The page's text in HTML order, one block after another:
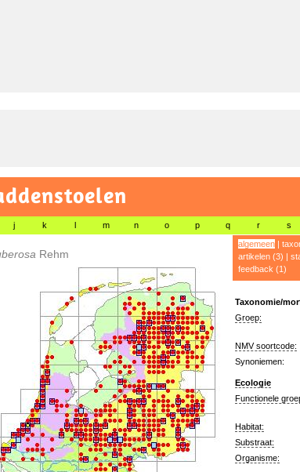
j k l m n o p q r s
Rehm
algemeen|
artikelen (3) |
feedback (1)
Taxonomie/
Groep:
NMV soortcode:
Synoniemen:
Ecologie
Functionele
Habitat:
Substraat:
Organisme: